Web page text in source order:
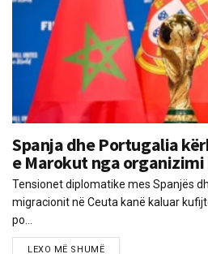
Spanja dhe Portugalia
e Marokut nga
Tensionet diplomatike mes Spanjës
migracionit në Ceuta kanë kaluar
po...
LEXO MË SHUMË